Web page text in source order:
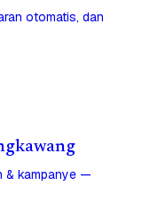
otomatis, dan
& kampanye —